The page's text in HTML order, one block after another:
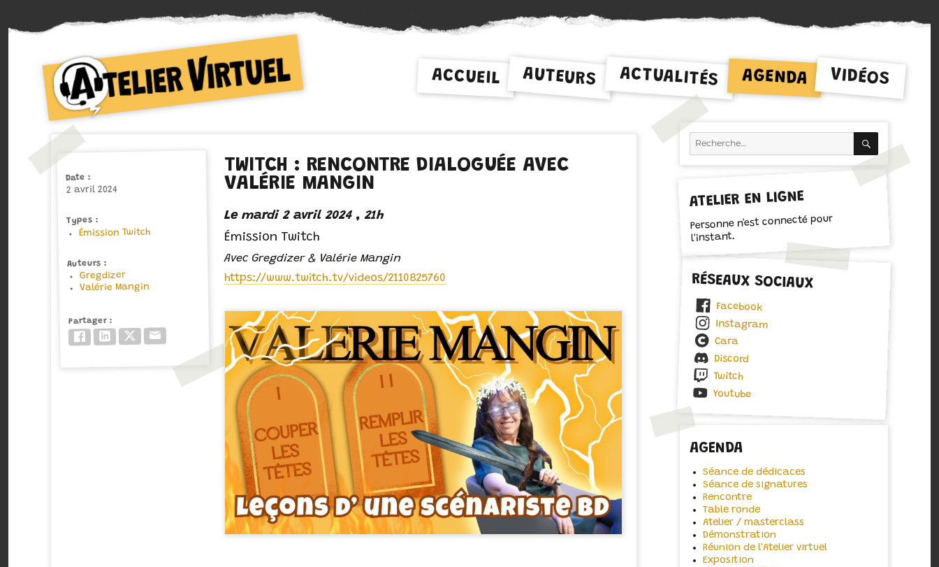
Atelier Virtuel
Collectif d'auteurs de Bande dessinée
ACCUEIL AUTEURS ACTUALITÉS AGENDA VIDÉOS
TWITCH : RENCONTRE DIALOGUÉE AVEC
VALÉRIE MANGIN
Le mardi 2 avril 2024 , 21h
Émission Twitch
Avec Gregdizer & Valérie Mangin
https://www.twitch.tv/videos/2110825760
Date
2 avril 2024
Types
Émission Twitch
Auteurs
Gregdizer
Valérie Mangin
Partager
FacebookLinkedInTwitter/X
Recherche
ATELIER EN LIGNE
Personne n'est connecté pour
l'instant.
RÉSEAUX SOCIAUX
Facebook
Instagram
Cara
Discord
Twitch
Youtube
AGENDA
Séance de dédicaces
Séance de signatures
Rencontre
Table ronde
Atelier / masterclass
Démonstration
Réunion de l'Atelier virtuel
Exposition